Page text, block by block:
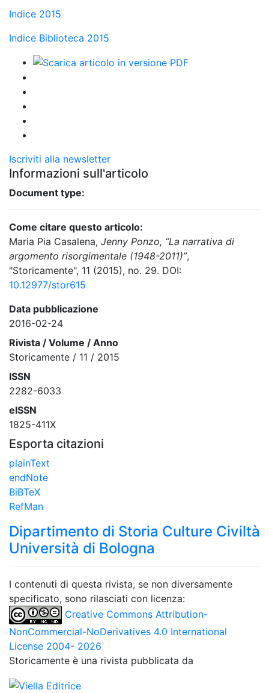
Indice 2015
Indice Biblioteca 2015
Iscriviti alla newsletter
Informazioni sull'articolo
Document type:
Come citare questo articolo:
Maria Pia Casalena, Jenny Ponzo, “La narrativa di
argomento risorgimentale (1948-2011)”,
"Storicamente", 11 (2015), no. 29. DOI:
10.12977/stor615
Data pubblicazione
2016-02-24
Rivista / Volume / Anno
Storicamente / 11 / 2015
ISSN
2282-6033
eISSN
1825-411X
Esporta citazioni
plainText
endNote
BiBTeX
RefMan
Dipartimento di Storia Culture Civiltà
Università di Bologna
I contenuti di questa rivista, se non diversamente
specificato, sono rilasciati con licenza:
Creative Commons Attribution-
NonCommercial-NoDerivatives 4.0 International
License 2004- 2026
Storicamente è una rivista pubblicata da